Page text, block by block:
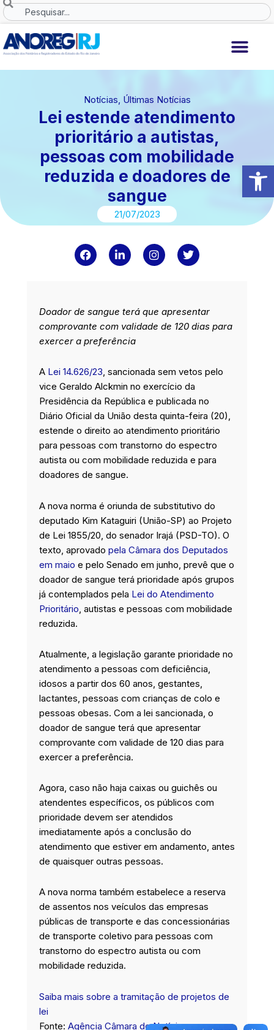
Abrir
Ir
o
Search
Notícias, Últimas Notícias
Lei estende atendimento
prioritário a autistas,
pessoas com mobilidade
reduzida e doadores de
sangue
21/07/2023
F
a
o
k
L
i
i
n
I
n
r
a
T
w
r
Doador de sangue terá que apresentar
comprovante com validade de 120 dias para
exercer a preferência
A Lei 14.626/23, sancionada sem vetos pelo
vice Geraldo Alckmin no exercício da
Presidência da República e publicada no
Diário Oficial da União desta quinta-feira (20),
estende o direito ao atendimento prioritário
para pessoas com transtorno do espectro
autista ou com mobilidade reduzida e para
doadores de sangue.
A nova norma é oriunda de substitutivo do
deputado Kim Kataguiri (União-SP) ao Projeto
de Lei 1855/20, do senador Irajá (PSD-TO). O
texto, aprovado pela Câmara dos Deputados
em maio e pelo Senado em junho, prevê que o
doador de sangue terá prioridade após grupos
já contemplados pela Lei do Atendimento
Prioritário , autistas e pessoas com mobilidade
reduzida.
Atualmente, a legislação garante prioridade no
atendimento a pessoas com deficiência,
idosos a partir dos 60 anos, gestantes,
lactantes, pessoas com crianças de colo e
pessoas obesas. Com a lei sancionada, o
doador de sangue terá que apresentar
comprovante com validade de 120 dias para
exercer a preferência.
Agora, caso não haja caixas ou guichês ou
atendentes específicos, os públicos com
prioridade devem ser atendidos
imediatamente após a conclusão do
atendimento que estiver em andamento, antes
de quaisquer outras pessoas.
A nova norma também estabelece a reserva
de assentos nos veículos das empresas
públicas de transporte e das concessionárias
de transporte coletivo para pessoas com
transtorno do espectro autista ou com
mobilidade reduzida.
Saiba mais sobre a tramitação de projetos de
lei
Fonte: Agência Câmara de Notícias